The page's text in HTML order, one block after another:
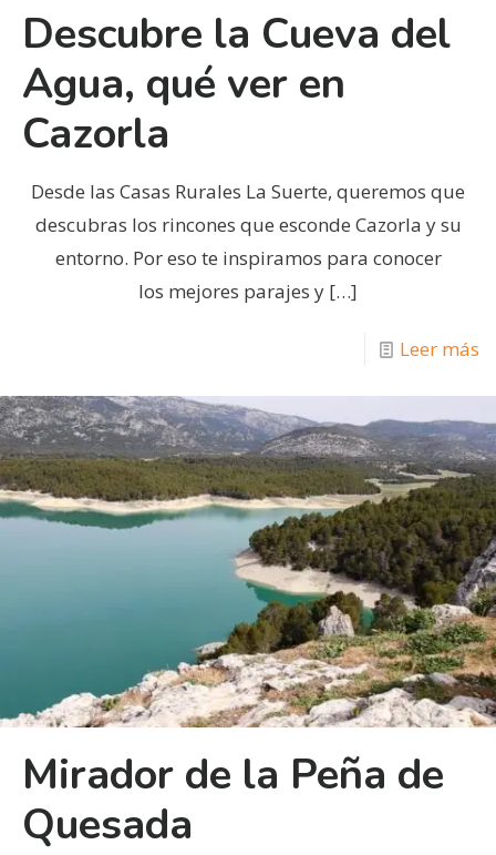
Descubre la Cueva del
Agua, qué ver en
Cazorla
Desde las Casas Rurales La Suerte, queremos que
descubras los rincones que esconde Cazorla y su
entorno. Por eso te inspiramos para conocer
los mejores parajes y […]
Leer más
Mirador de la Peña de
Quesada